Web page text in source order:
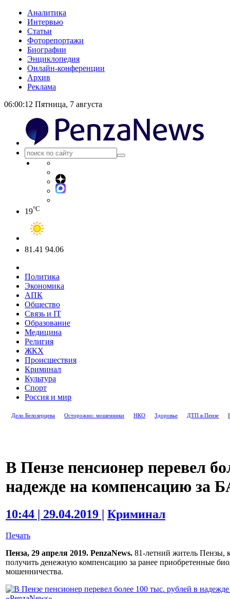
Аналитика
Интервью
Статьи
Фоторепортажи
Биографии
Энциклопедия
Онлайн-конференции
Архив
Реклама
06:00:12 Пятница, 7 августа
19°C
81.41 94.06
Политика
Экономика
АПК
Общество
Связь и IT
Образование
Медицина
Религия
ЖКХ
Происшествия
Криминал
Культура
Спорт
Россия и мир
Дело Белозерцева Осторожно: мошенники НКО Здоровье ДТП в Пензе
В Пензе пенсионер перевел
надежде на компенсацию за
10:44 | 29.04.2019 | Криминал
Печать
Пенза, 29 апреля 2019. PenzaNews. 81-летний житель Пензы,
получить денежную компенсацию за ранее приобретенные
мошенничества.